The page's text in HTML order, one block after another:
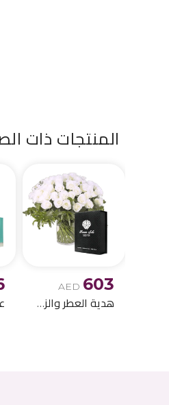
المنتجات ذات
AED 603
هدية العطر والزهور لعيد الميلاد 6